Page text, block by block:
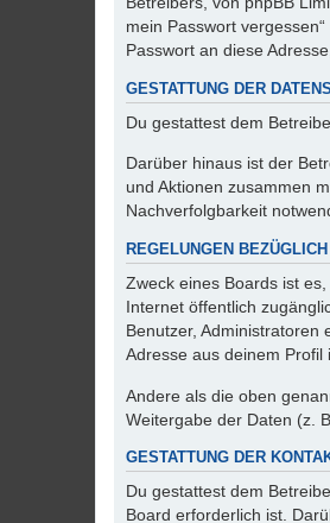
mein Passwort
Passwort an diese
GESTATTUNG DER
Du gestattest dem
Darüber hinaus ist der
und Aktionen zusammen
Nachverfolgbarkeit
REGELUNGEN
Zweck eines Boards ist
Internet öffentlich
Benutzer,
Adresse aus deinem
Andere als die oben
Weitergabe der Daten (z.
GESTATTUNG DER
Du gestattest dem
Board erforderlich ist.